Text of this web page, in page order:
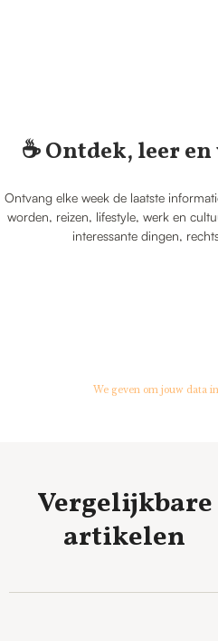
☕️ Ontdek, leer
Ontvang elke week de laatste
worden, reizen, lifestyle, werk en
interessante dingen,
We geven om jouw data
Vergelijkbare
artikelen